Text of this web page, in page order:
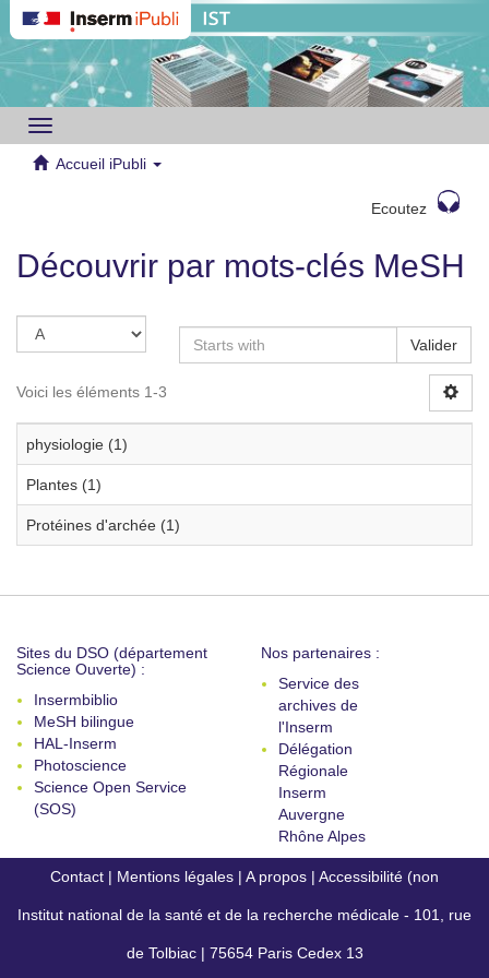
Toggle
navigation
Accueil iPubli
Ecoutez
Découvrir par mots-clés MeSH
Valider
Voici les éléments 1-3
physiologie (1)
Plantes (1)
Protéines d'archée (1)
Sites du DSO (département
Science Ouverte) :
Insermbiblio
MeSH bilingue
HAL-Inserm
Photoscience
Science Open Service
(SOS)
Nos partenaires :
Service des
archives de
l'Inserm
Délégation
Régionale
Inserm
Auvergne
Rhône Alpes
Contact | Mentions légales | A propos | Accessibilité (non
conforme)
Institut national de la santé et de la recherche médicale - 101, rue
de Tolbiac | 75654 Paris Cedex 13